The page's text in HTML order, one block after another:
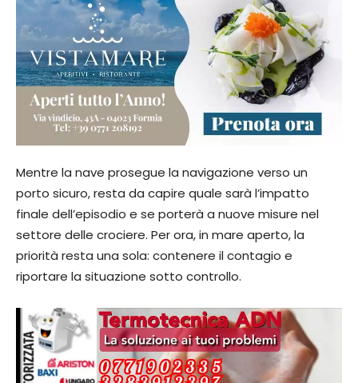
Mentre la nave prosegue la navigazione verso un
porto sicuro, resta da capire quale sarà l’impatto
finale dell’episodio e se porterà a nuove misure nel
settore delle crociere. Per ora, in mare aperto, la
priorità resta una sola: contenere il contagio e
riportare la situazione sotto controllo.